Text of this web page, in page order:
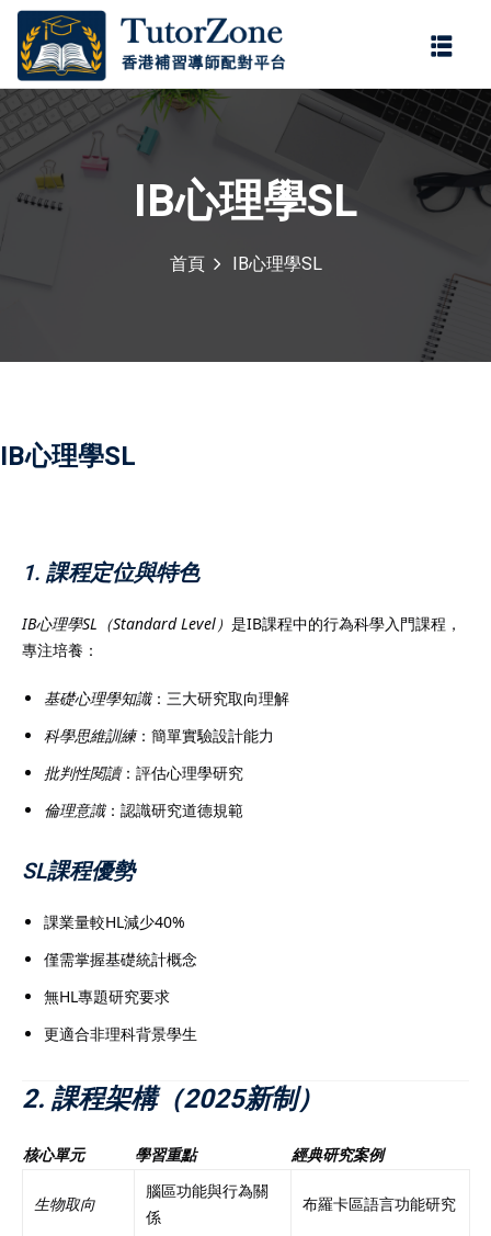
IB心理學SL
首頁 IB心理學SL
IB心理學SL
1. 課程定位與特色
IB心理學SL（Standard Level） 是IB課程中的行為科學入門課程，
專注培養：
基礎心理學知識：三大研究取向理解
科學思維訓練：簡單實驗設計能力
批判性閱讀：評估心理學研究
倫理意識：認識研究道德規範
SL課程優勢
課業量較HL減少40%
僅需掌握基礎統計概念
無HL專題研究要求
更適合非理科背景學生
2. 課程架構（2025新制）
核心單元 學習重點 經典研究案例
生物取向
腦區功能與行為關
係
布羅卡區語言功能研究
登錄